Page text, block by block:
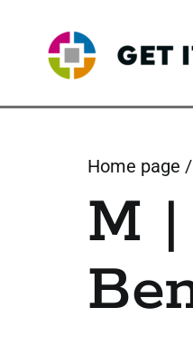
Home page
M